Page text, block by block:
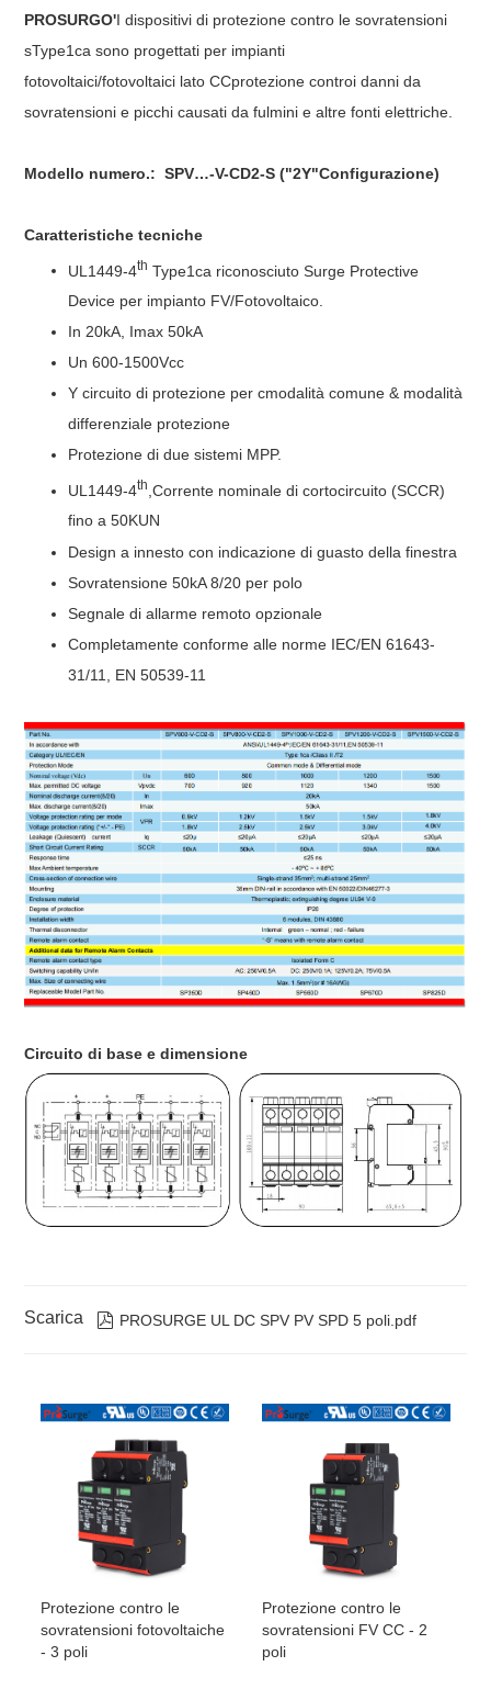
PROSURGO'I dispositivi di protezione contro le sovratensioni
sType1ca sono progettati per impianti
fotovoltaici/fotovoltaici lato CCprotezione controi danni da
sovratensioni e picchi causati da fulmini e altre fonti elettriche.
Modello numero.:SPV…-V-CD2-S("2Y"Configurazione)
Caratteristiche tecniche
UL1449-4th Type1ca riconosciuto Surge Protective
Device per impianto FV/Fotovoltaico.
In 20kA, Imax 50kA
Un 600-1500Vcc
Y circuito di protezione per cmodalità comune & modalità
differenziale protezione
Protezione di due sistemi MPP.
UL1449-4th ,Corrente nominale di cortocircuito (SCCR)
fino a 50KUN
Design a innesto con indicazione di guasto della finestra
Sovratensione 50kA 8/20 per polo
Segnale di allarme remoto opzionale
Completamente conforme alle norme IEC/EN 61643-
31/11, EN 50539-11
Circuito di base e dimensione
Scarica  PROSURGE UL DC SPV PV SPD 5 poli.pdf
Protezione contro le
sovratensioni fotovoltaiche
- 3 poli
Protezione contro le
sovratensioni FV CC - 2
poli